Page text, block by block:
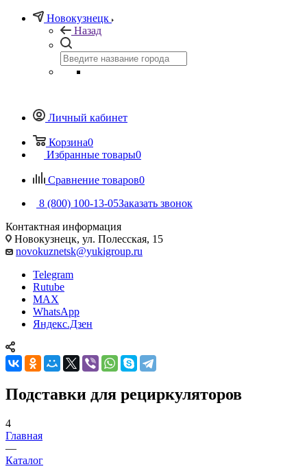
Новокузнецк
Назад
Личный кабинет
Корзина0
Избранные товары0
Сравнение товаров0
8 (800) 100-13-05Заказать звонок
Контактная информация
Новокузнецк, ул. Полесская, 15
novokuznetsk@yukigroup.ru
Telegram
Rutube
MAX
WhatsApp
Яндекс.Дзен
Подставки для рециркуляторов
4
Главная
—
Каталог